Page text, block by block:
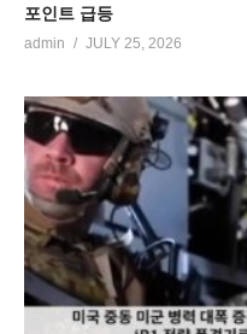
포인트 급등
admin JULY 25, 2026